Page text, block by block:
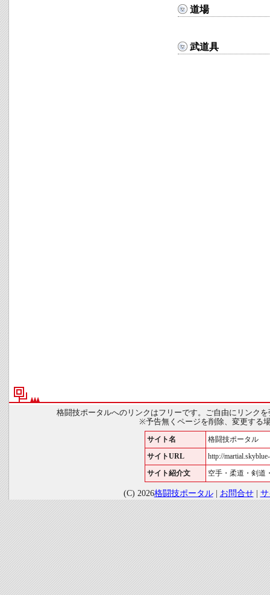
道場
武道具
格闘技ポータルへのリンクはフリーです。ご自由にリンク
※予告無くページを削除、変更する
サイト名 格闘技ポータル
サイトURL http://
サイト紹介文 空手・柔道・剣道
(C) 2026格闘技ポータル| お問合せ|